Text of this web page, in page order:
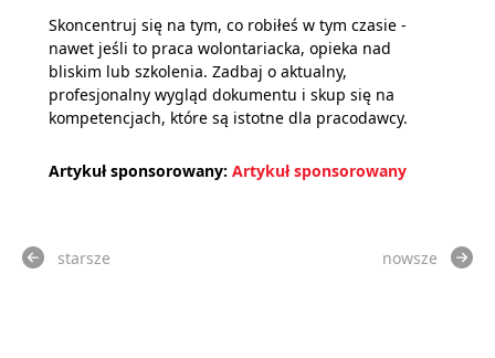
Skoncentruj się na tym, co robiłeś w tym czasie -
nawet jeśli to praca wolontariacka, opieka nad
bliskim lub szkolenia. Zadbaj o aktualny,
profesjonalny wygląd dokumentu i skup się na
kompetencjach, które są istotne dla pracodawcy.
Artykuł sponsorowany: Artykuł sponsorowany
starsze nowsze